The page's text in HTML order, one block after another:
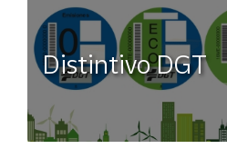
Distintivo DGT